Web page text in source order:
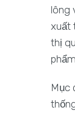
lông
xuất
thị
Mục